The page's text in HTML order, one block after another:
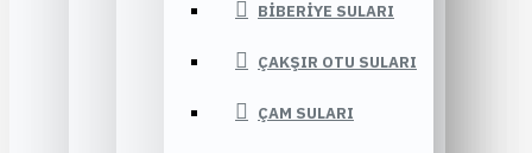
BIBERIYE SULARI
ÇAKŞIR OTU SULARI
ÇAM SULARI